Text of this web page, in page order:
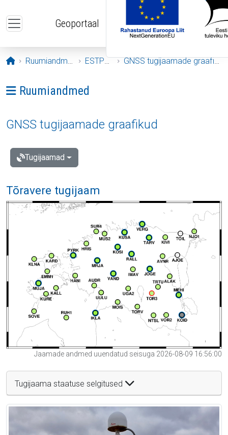
Geoportaal
Avaleht
Ruumiandmed ESTPOS GNSS tugijaamade graafikud
Ava menüü: Ruumiandmed
Ruumiandmed
GNSS tugijaamade graafikud
Tugijaamad
Tõravere tugijaam
Jaamade andmed uuendatud seisuga 2026-08-09 16:56:00
Tugijaama staatuse selgitused